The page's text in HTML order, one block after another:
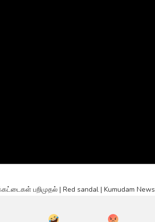
பறிமுதல் | Red sandal | Kumudam News